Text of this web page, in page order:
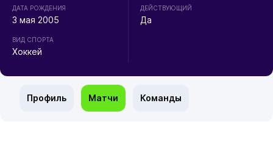
ДАТА РОЖДЕНИЯ
3 мая 2005
ВИД СПОРТА
Хоккей
ДЕЙСТВУЮЩИЙ
Да
Профиль Матчи Команды